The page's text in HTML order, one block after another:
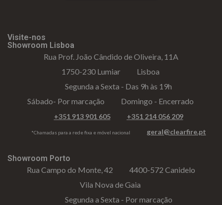
Visite-nos
Showroom Lisboa
Rua Prof. João Cândido de Oliveira, 11A
1750-230 Lumiar
Lisboa
Segunda a Sexta - Das 9h às 19h
Sábado- Por marcação
Domingo - Encerrado
+351 913 901 605 +351 214 056 209
*Chamadas para a rede fixa e móvel nacional geral@clearfire.pt
Showroom Porto
Rua Campo do Monte, 42
4400-572 Canidelo
Vila Nova de Gaia
Segunda a Sexta - Por marcação